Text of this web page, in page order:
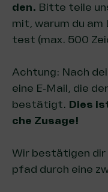
den. Bit­te tei­le
mit, war­um du
test (max. 500
Ach­tung: Nach
eine E‑Mail, die
bestä­tigt. Dies
che Zusage!
Wir bestä­ti­gen dir
pfad durch eine